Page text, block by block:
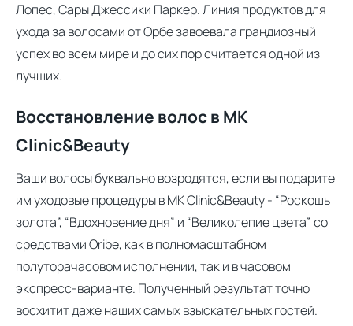
Лопес, Сары Джессики Паркер. Линия продуктов для
ухода за волосами от Орбе завоевала грандиозный
успех во всем мире и до сих пор считается одной из
лучших.
Восстановление волос в MK
Clinic&Beauty
Ваши волосы буквально возродятся, если вы подарите
им уходовые процедуры в MK Clinic&Beauty - “Роскошь
золота”, “Вдохновение дня” и “Великолепие цвета” со
средствами Oribe, как в полномасштабном
полуторачасовом исполнении, так и в часовом
экспресс-варианте. Полученный результат точно
восхитит даже наших самых взыскательных гостей.